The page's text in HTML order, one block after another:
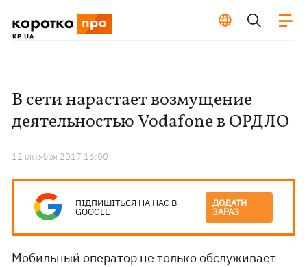
В сети нарастает возмущение
деятельностью Vodafone в ОРДЛО
12 октября 2017 16:00
ПІДПИШІТЬСЯ НА НАС В
GOOGLE
ДОДАТИ
ЗАРАЗ
Мобильный оператор не только обслуживает